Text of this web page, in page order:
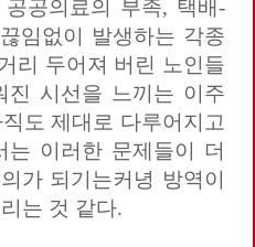
공의료의 부족, 택배-
임없이 발생하는 각종
리 두어져 버린 노인들
진 시선을 느끼는 이주
도 제대로 다루어지고
는 이러한 문제들이 더
가 되기는커녕 방역이
는 것 같다.